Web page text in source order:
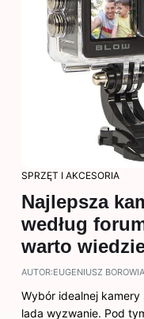
SPRZĘT I AKCESORIA
Najlepsza
według
warto
AUTOR:EUGENIUSZ
Wybór idealnej
lada wyzwanie. Pod